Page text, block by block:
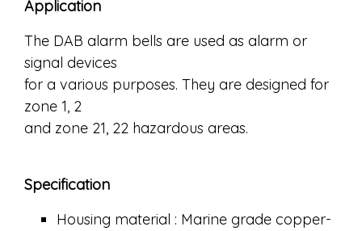
Application
The DAB alarm bells are used as alarm or
signal devices
for a various purposes. They are designed for
zone 1, 2
and zone 21, 22 hazardous areas.
Specification
Housing material : Marine grade copper-